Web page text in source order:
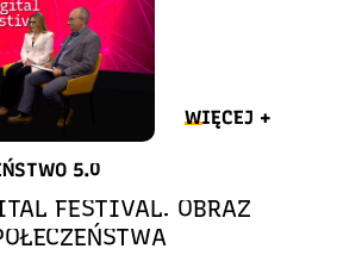
WIĘCEJ +
5.0
FESTIVAL. OBRAZ